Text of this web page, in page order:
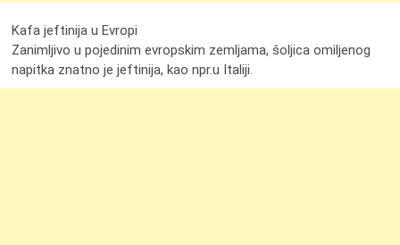
Kafa jeftinija u Evropi
Zanimljivo u pojedinim evropskim zemljama, šoljica omiljenog
napitka znatno je jeftinija, kao npr.u Italiji.